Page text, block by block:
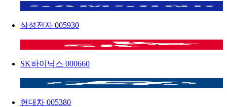
삼성전자 005930
SK하이닉스 000660
현대차 005380